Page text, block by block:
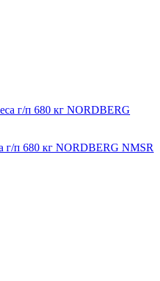
г/п 680 кг NORDBERG NMSR